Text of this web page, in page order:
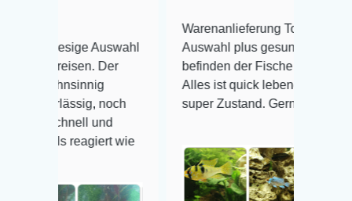
Auswahl
Der
noch
reagiert wie
Warenanlieferung Top und die
Auswahl plus gesundheitliches
befinden der Fische einwandfrei.
Alles ist quick lebendig und im
super Zustand. Gerne wieder 😃